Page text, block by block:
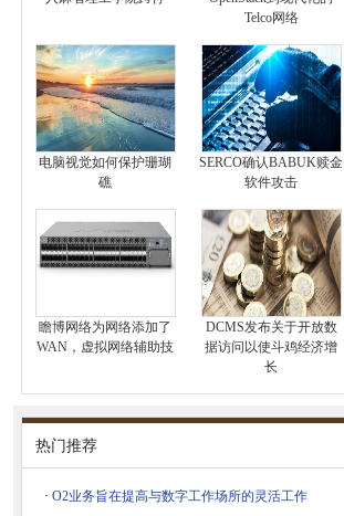
Telco网络
电脑视觉如何保护珊瑚
礁
SERCO确认BABUK赎金
软件攻击
瞻博网络为网络添加了
WAN，虚拟网络辅助技
DCMS发布关于开放数
据访问以使斗鸡经济增
长
热门推荐
· O2业务旨在提高与数字工作场所的灵活工作